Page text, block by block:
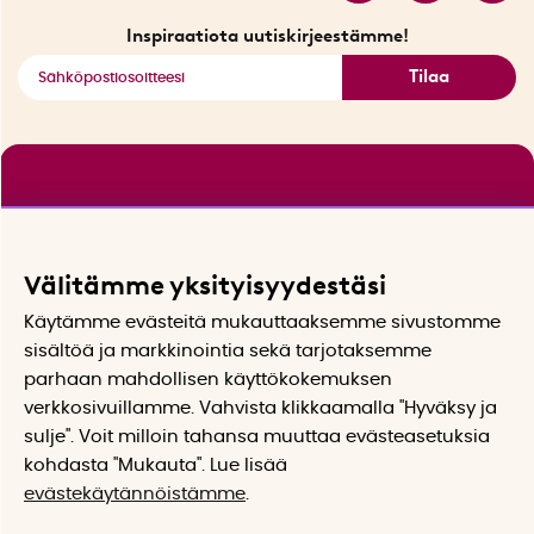
Inspiraatiota uutiskirjeestämme!
Tilaa
Välitämme yksityisyydestäsi
Käytämme evästeitä mukauttaaksemme sivustomme
sisältöä ja markkinointia sekä tarjotaksemme
parhaan mahdollisen käyttökokemuksen
verkkosivuillamme. Vahvista klikkaamalla "Hyväksy ja
sulje". Voit milloin tahansa muuttaa evästeasetuksia
kohdasta "Mukauta". Lue lisää
evästekäytännöistämme